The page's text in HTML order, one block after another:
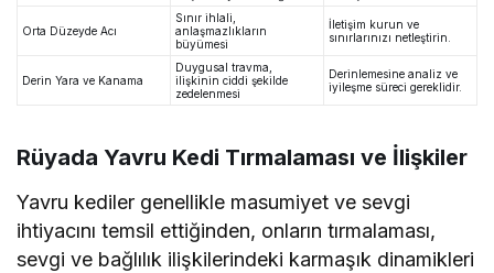
Orta Düzeyde Acı
Sınır ihlali,
anlaşmazlıkların
büyümesi
İletişim kurun ve
sınırlarınızı netleştirin.
Derin Yara ve Kanama
Duygusal travma,
ilişkinin ciddi şekilde
zedelenmesi
Derinlemesine analiz ve
iyileşme süreci gereklidir.
Rüyada Yavru Kedi Tırmalaması ve İlişkiler
Yavru kediler genellikle masumiyet ve sevgi
ihtiyacını temsil ettiğinden, onların tırmalaması,
sevgi ve bağlılık ilişkilerindeki karmaşık dinamikleri